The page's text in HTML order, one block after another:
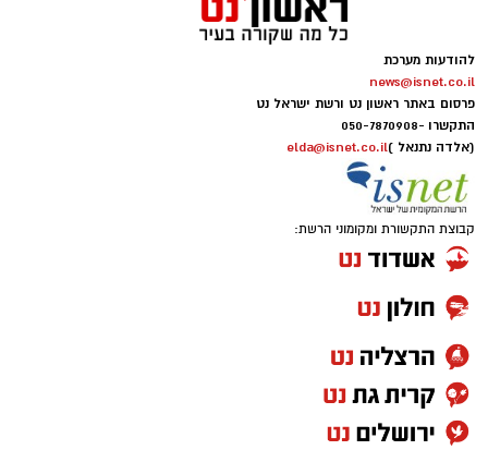
יש לכם מידע חשוב שטרם נחשף? צילומים מאירוע
חדשותי? מצאתם טעות בכתבה? נשמח שתשתפו
אותנו
להודעות מערכת
news@isnet.co.il
פרסום באתר ראשון נט ורשת ישראל נט
התקשרו -050-7870908
(אלדה נתנאל )elda@isnet.co.il
קבוצת התקשורת ומקומוני הרשת: